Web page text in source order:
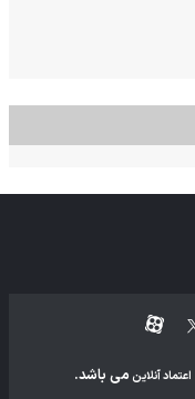
اعتماد آنلاین می باشد.